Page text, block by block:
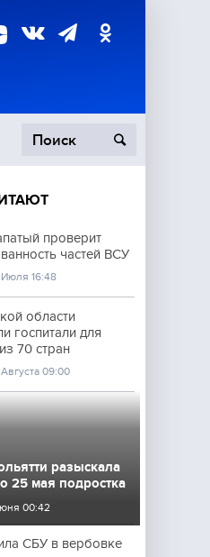
проверит
частей ВСУ
16:48
области
госпитали для
70 стран
09:00
разыскала
25 мая подростка
00:42
СБУ в вербовке